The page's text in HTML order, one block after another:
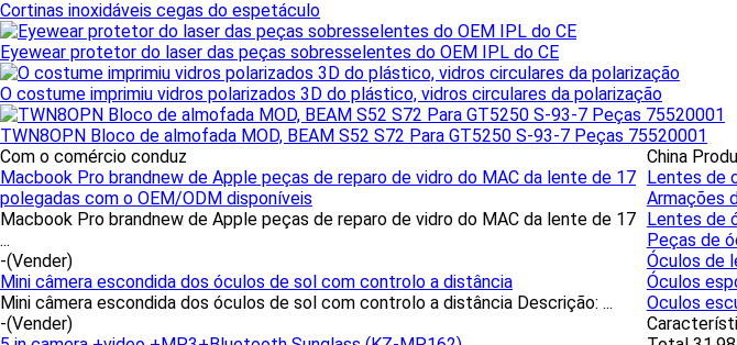
Cortinas inoxidáveis cegas do espetáculo
Eyewear protetor do laser das peças sobresselentes do OEM IPL do CE
O costume imprimiu vidros polarizados 3D do plástico, vidros circulares da polarização
TWN8OPN Bloco de almofada MOD, BEAM S52 S72 Para GT5250 S-93-7 Peças 75520001
Com o comércio conduz
Macbook Pro brandnew de Apple peças de reparo de vidro do MAC da lente de 17
polegadas com o OEM/ODM disponíveis
Macbook Pro brandnew de Apple peças de reparo de vidro do MAC da lente de 17
...
-(Vender)
Mini câmera escondida dos óculos de sol com controlo a distância
Mini câmera escondida dos óculos de sol com controlo a distância Descrição: ...
-(Vender)
China
Lentes de
Armações
Lentes de
Peças de
Óculos de
Óculos
Oculos